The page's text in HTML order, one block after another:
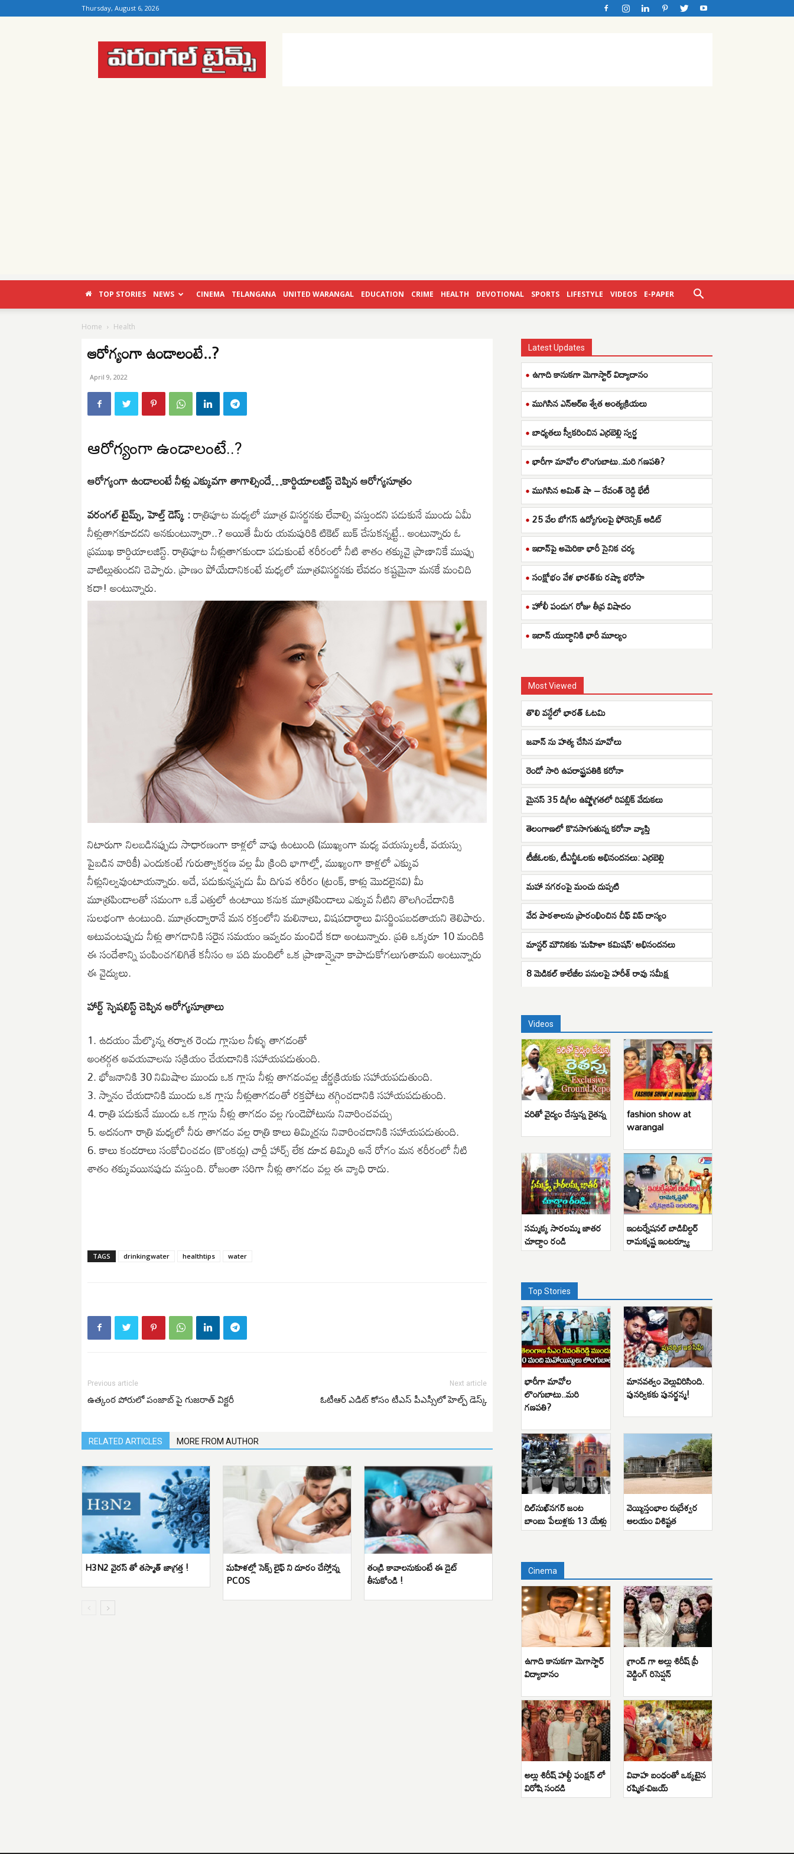
Thursday, August 6, 2026
Warangal
Times
TOP STORIES NEWS CINEMA TELANGANA UNITED WARANGAL EDUCATION CRIME HEALTH DEVOTIONAL SPORTS LIFESTYLE VIDEOS E-PAPER
Home Health
ఆరోగ్యంగా ఉండాలంటే..?
April 9, 2022
ఆరోగ్యంగా ఉండాలంటే..?
ఆరోగ్యంగా ఉండాలంటే నీళ్లు ఎక్కువగా తాగాల్సిందే…కార్డియాలజిస్ట్ చెప్పిన ఆరోగ్యసూత్ర౦
వరంగల్ టైమ్స్, హెల్త్ డెస్క్ :రాత్రిపూట మధ్యలో మూత్ర విసర్జనకు లేవాల్సి వస్తుందని పడుకునే ముందు ఏమీ
నీళ్లుతాగకూడదని అనకుంటున్నారా..? అయితే మీరు యమపురికి టికెట్​ బుక్​ చేసుకన్నట్టే.. అంటున్నారు ఓ
ప్రముఖ కార్డియాలజిస్ట్.​ రాత్రిపూట నీళ్లుతాగకుండా పడుకుంటే శరీరంలో నీటి శాతం తక్కువై ప్రాణానికే ముప్పు
వాటిల్లుతుందని చెప్పారు. ప్రాణం పోయేదానికంటే మధ్యలో మూత్రవిసర్జనకు లేవడం కష్టమైనా మనకే మంచిది
కదా! అంటున్నారు.
నిటారుగా నిలబడినప్పుడు సాధారణంగా కాళ్లలో వాపు ఉంటుంది (ముఖ్యంగా మధ్య వయస్కులకీ, వయస్సు
పైబడిన వారికీ) ఎందుకంటే గురుత్వాకర్షణ వల్ల మీ క్రింది భాగాల్లో, ముఖ్య౦గా కాళ్లలో ఎక్కువ
నీళ్లునిల్వవుంటాయన్నారు. అదే, పడుకున్నప్పడు మీ దిగువ శరీరం (ట్రంక్, కాళ్లు మొదలైనవి) మీ
మూత్రపిండాలతో సమంగా ఒకే ఎత్తులో ఉంటాయి కనుక మూత్రపిండాలు ఎక్కువ నీటిని తొలగించేదానికి
సులభంగా ఉంటుంది. మూత్రంద్వారానే మన రక్తంలోని మలినాలు, విషపదార్థాలు విసర్జింపబడతాయని తెలిపారు.
అటువంటప్పుడు నీళ్లు తాగడానికి సరైన సమయం ఇవ్వడం మంచిదే కదా అంటున్నారు. ప్రతి ఒక్కరూ 10 మందికి
ఈ సందేశాన్ని పంపించగలిగితే కనీసం ఆ పది మందిలో ఒక ప్రాణాన్నైనా కాపాడుకోగలుగుతామని అంటున్నారు
ఈ వైద్యులు.
హార్ట్ స్పెషలిస్ట్ చెప్పిన ఆరోగ్యసూత్రాలు
1. ఉదయం మేల్కొన్న తర్వాత రెండు గ్లాసుల నీళ్ళు తాగడంతో
అంతర్గత అవయవాలను సక్రియం చేయడానికి సహాయపడుతుంది.
2. భోజనానికి 30 నిమిషాల ముందు ఒక గ్లాసు నీళ్లు తాగడంవల్ల జీర్ణక్రియకు సహాయపడుతుంది.
3. స్నానం చేయడానికి ముందు ఒక గ్లాసు నీళ్లుతాగడ౦తో రక్తపోటు తగ్గించడానికి సహాయపడుతుంది.
4. రాత్రి పడుకునే ముందు ఒక గ్లాసు నీళ్లు తాగడం వల్ల గుండెపోటును నివారించవచ్చు
5. అదనంగా రాత్రి మధ్యలో నీరు తాగడం వల్ల రాత్రి కాలు తిమ్మిర్లను నివారించడానికి సహాయపడుతుంది.
6. కాలు కండరాలు సంకోచించడం (కొంకర్లు) చార్లీ హార్స్ లేక దూడ తిమ్మిరి అనే రోగం మన శరీరంలో నీటి
శాతం తక్కువయినపుడు వస్తు౦ది. రోజంతా సరిగా నీళ్లు తాగడ౦ వల్ల ఈ వ్యాధి రాదు.
TAGS drinkingwater healthtips water
Previous article
ఉత్కంఠ పోరులో పంజాబ్ పై గుజరాత్ విక్టరీ
Next article
ఓటీఆర్ ఎడిట్ కోసం టీఎస్ పీఎస్సీలో హెల్ప్ డెస్క్
RELATED ARTICLES MORE FROM AUTHOR
H3N2 వైరస్ తో తస్మాత్ జాగ్రత్త ! మహిళల్లో సెక్స్ లైఫ్ ని దూరం చేస్తోన్న
PCOS
తండ్రి కావాలనుకుంటే ఈ డైట్
తీసుకోండి !
Latest Updates
ఉగాది కానుకగా మెగాస్టార్ విద్యాదానం
ముగిసిన ఎన్ఆర్ఐ శ్వేత అంత్యక్రియలు
బాధ్యతలు స్వీకరించిన ఎర్రబెల్లి స్వర్ణ
భారీగా మావోల లొంగుబాటు..మరి గణపతి?
ముగిసిన అమిత్ షా – రేవంత్ రెడ్డి భేటీ
25 వేల బోగస్ ఉద్యోగులపై ఫోరెన్సిక్ ఆడిట్
ఇరాన్‌పై అమెరికా భారీ సైనిక చర్య
సంక్షోభం వేళ భారత్‌కు రష్యా భరోసా
హోలీ పండుగ రోజు తీవ్ర విషాదం
ఇరాన్ యుద్ధానికి భారీ మూల్యం
Most Viewed
తొలి వన్డేలో భారత్ ఓటమి
జవాన్ ను హత్య చేసిన మావోలు
రెండో సారి ఉపరాష్ట్రపతికి కరోనా
మైనస్ 35 డిగ్రీల ఉష్ణోగ్రతలో రిపబ్లిక్ వేడుకలు
తెలంగాణలో కొనసాగుతున్న కరోనా వ్యాప్తి
టీజీఓలకు, టీఎన్జీఓలకు అభినందనలు: ఎర్రబెల్లి
మహా నగరంపై మంచు దుప్పటి
వేద పాఠశాలను ప్రారంభించిన చీఫ్ విప్ దాస్యం
మాస్టర్‌ మౌనికకు ‘మహిళా కమిషన్’ అభినందనలు
8 మెడికల్ కాలేజీల పనులపై హరీశ్ రావు సమీక్ష
Videos
వరితో వైద్యం చేస్తున్న రైతన్న fashion show at
warangal
సమ్మక్క సారలమ్మ జాతర
చూద్దాం రండి
ఇంటర్నేషనల్ బాడిబిల్డర్
రామకృష్ణ ఇంటర్వ్యూ
Top Stories
భారీగా మావోల
లొంగుబాటు..మరి
గణపతి?
మానవత్వం వెల్లువిరిసింది.
పునర్వికకు పునర్జన్మ!
దిల్‌సుఖ్‌నగర్ జంట
బాంబు పేలుళ్లకు 13 యేళ్లు
వెయ్యిస్తంభాల రుద్రేశ్వర
ఆలయం విశిష్టత
Cinema
ఉగాది కానుకగా మెగాస్టార్
విద్యాదానం
గ్రాండ్ గా అల్లు శిరీష్ ప్రీ
వెడ్డింగ్ రిసెప్షన్
అల్లు శిరీష్ హల్దీ ఫంక్షన్ లో
విరోషి సందడి
వివాహ బంధంతో ఒక్కటైన
రష్మిక-విజయ్